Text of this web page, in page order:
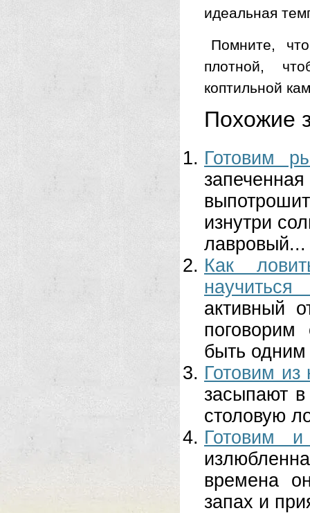
идеальная
Помните,
плотной,
коптильной
Похожие
Готовим
изнутри
лавровый...
Как
активный
быть
Готовим из
засыпают в
столовую
Готовим
времена
запах и